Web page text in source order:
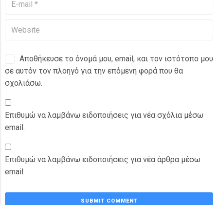
Αποθήκευσε το όνομά μου, email, και τον ιστότοπο μου
σε αυτόν τον πλοηγό για την επόμενη φορά που θα
σχολιάσω.
Επιθυμώ να λαμβάνω ειδοποιήσεις για νέα σχόλια μέσω
email.
Επιθυμώ να λαμβάνω ειδοποιήσεις για νέα άρθρα μέσω
email.